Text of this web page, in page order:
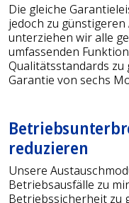
Die gleiche
jedoch zu
unterziehen wir alle
umfassenden
Qualitätsstandards
Garantie von sechs
reduzieren
Unsere
Betriebsausfälle zu
Betriebssicherheit zu